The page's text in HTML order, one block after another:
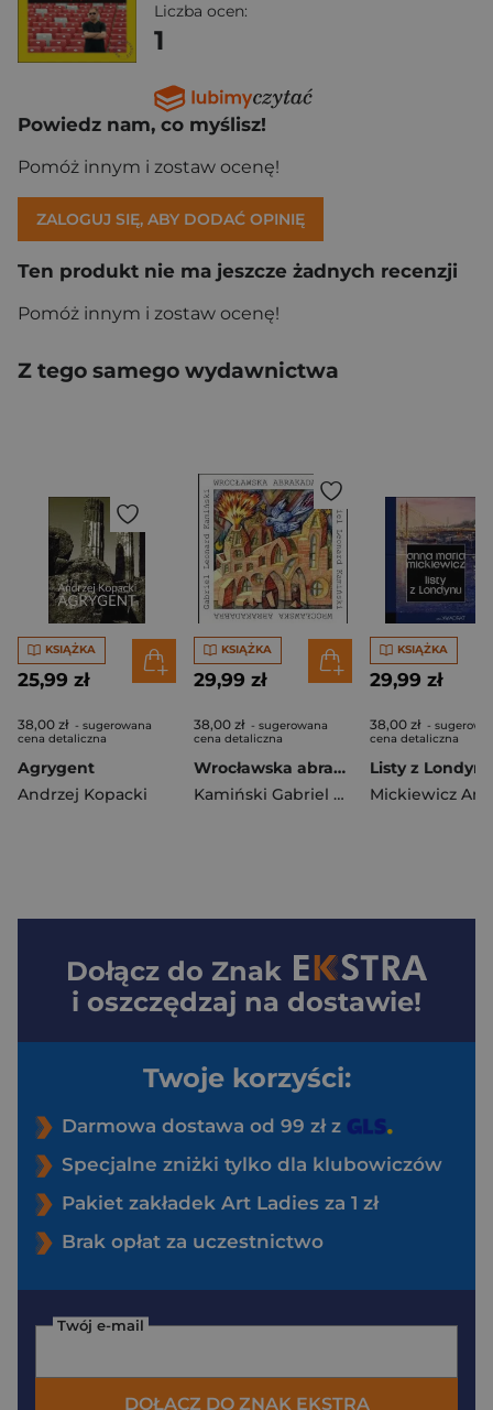
Liczba ocen:
1
Powiedz nam, co myślisz!
Pomóż innym i zostaw ocenę!
ZALOGUJ SIĘ, ABY DODAĆ OPINIĘ
Ten produkt nie ma jeszcze żadnych recenzji
Pomóż innym i zostaw ocenę!
Z tego samego wydawnictwa
KSIĄŻKA
25,99 zł
38,00 zł - sugerowana
cena detaliczna
Agrygent
Andrzej Kopacki
KSIĄŻKA
29,99 zł
38,00 zł - sugerowana
cena detaliczna
Wrocławska abrakadabra
Kamiński Gabriel Leonard
KSIĄŻKA
29,99 zł
38,00 zł -
cena detaliczna
Listy z
Dołącz do Znak
i oszczędzaj na dostawie!
Twoje korzyści:
Darmowa dostawa od 99 zł z
Specjalne zniżki tylko dla klubowiczów
Pakiet zakładek Art Ladies za 1 zł
Brak opłat za uczestnictwo
Twój e-mail
DOŁĄCZ DO ZNAK EKSTRA